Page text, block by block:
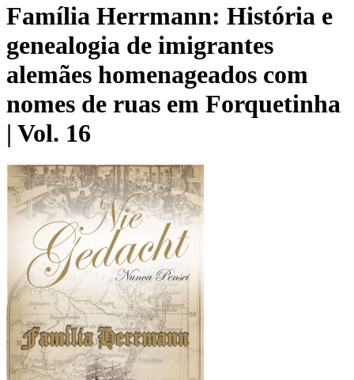
Família Herrmann: História e
genealogia de imigrantes
alemães homenageados com
nomes de ruas em Forquetinha
| Vol. 16